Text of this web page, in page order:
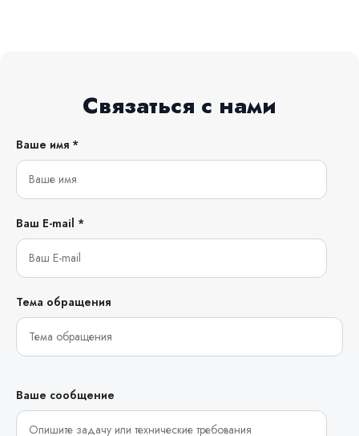
Связаться с нами
Ваше имя *
Ваш E-mail *
Тема обращения
Ваше сообщение